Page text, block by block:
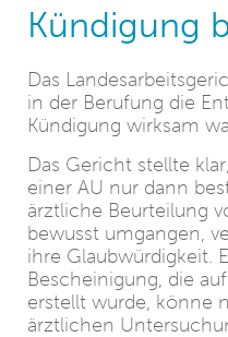
Kündigung
Das
in der Berufung die
Kündigung wirksam
Das Gericht stellte
einer AU nur dann
ärztliche Beurteilung
bewusst umgangen,
ihre Glaubwürdigkeit.
Bescheinigung, die
erstellt wurde, könne
ärztlichen